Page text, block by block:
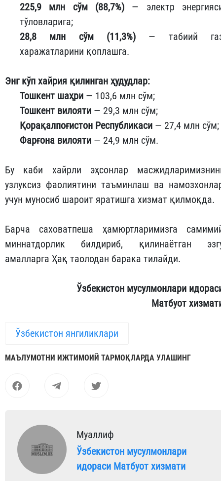
225,9 млн сўм (88,7%) — электр
тўловларига;
28,8 млн сўм (11,3%) — табиий
харажатларини қоплашга.
Энг кўп хайрия қилинган ҳудудлар:
Тошкент шаҳри — 103,6 млн сўм;
Тошкент вилояти — 29,3 млн сўм;
Қорақалпоғистон Республикаси — 27,4 млн сўм;
Фарғона вилояти — 24,9 млн сўм.
Бу каби хайрли эҳсонлар
узлуксиз фаолиятини таъминлаш ва
учун муносиб шароит яратишга хизмат қилмоқда.
Барча саховатпеша ҳамюртларимизга
миннатдорлик билдириб, қилинаётган
амалларга Ҳақ таолодан барака тилайди.
Ўзбекистон мусулмонлари
Матбуот
Ўзбекистон янгиликлари
МАЪЛУМОТНИ ИЖТИМОИЙ ТАРМОҚЛАРДА УЛАШИНГ
Муаллиф
Ўзбекистон мусулмонлари
идораси Матбуот хизмати